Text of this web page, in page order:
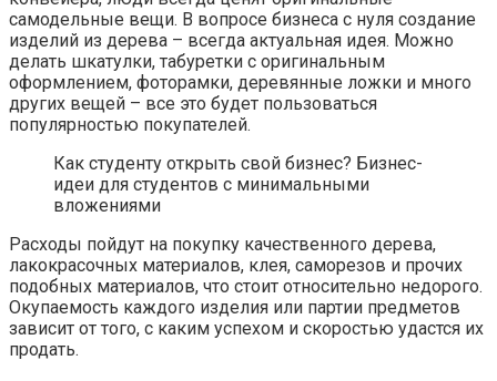
самодельные вещи. В вопросе бизнеса с нуля создание
изделий из дерева – всегда актуальная идея. Можно
делать шкатулки, табуретки с оригинальным
оформлением, фоторамки, деревянные ложки и много
других вещей – все это будет пользоваться
популярностью покупателей.
Как студенту открыть свой бизнес? Бизнес-
идеи для студентов с минимальными
вложениями
Расходы пойдут на покупку качественного дерева,
лакокрасочных материалов, клея, саморезов и прочих
подобных материалов, что стоит относительно недорого.
Окупаемость каждого изделия или партии предметов
зависит от того, с каким успехом и скоростью удастся их
продать.